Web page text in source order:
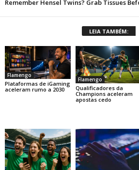
LEIA TAMBÉM:
Flamengo
Plataformas de iGaming
aceleram rumo a 2030
Flamengo
Qualificadores da
Champions aceleram
apostas cedo